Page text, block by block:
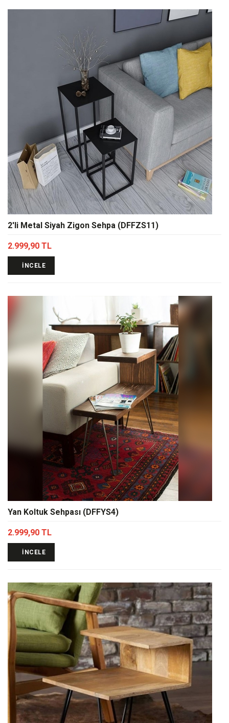
2'li Metal Siyah Zigon Sehpa (DFFZS11)
2.999,90 TL
İNCELE
Yan Koltuk Sehpası (DFFYS4)
2.999,90 TL
İNCELE